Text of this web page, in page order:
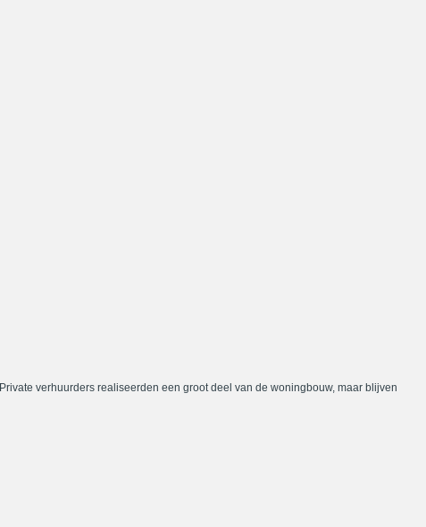
Private verhuurders realiseerden een groot deel van de woningbouw, maar blijven